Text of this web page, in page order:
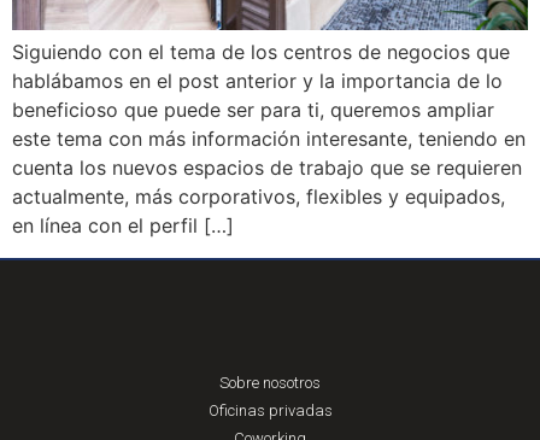
Siguiendo con el tema de los centros de negocios que
hablábamos en el post anterior y la importancia de lo
beneficioso que puede ser para ti, queremos ampliar
este tema con más información interesante, teniendo en
cuenta los nuevos espacios de trabajo que se requieren
actualmente, más corporativos, flexibles y equipados,
en línea con el perfil […]
Sobre nosotros
Oficinas privadas